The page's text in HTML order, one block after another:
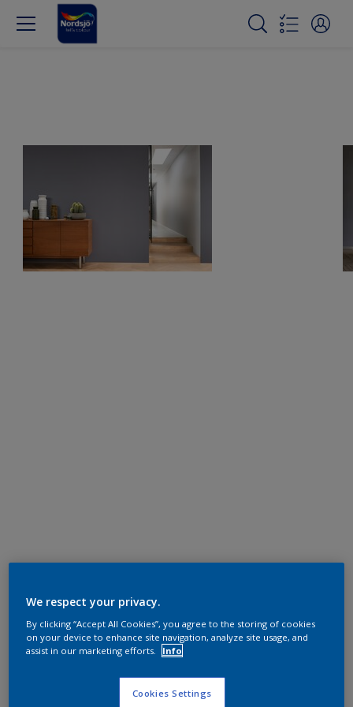
We respect your privacy.
By clicking “Accept All Cookies”, you agree to the storing of cookies
on your device to enhance site navigation, analyze site usage, and
assist in our marketing efforts.
Info
Cookies Settings